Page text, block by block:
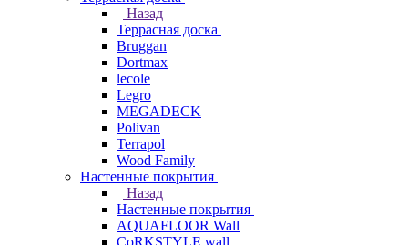
Назад
Террасная доска
Bruggan
Dortmax
lecole
Legro
MEGADECK
Polivan
Terrapol
Wood Family
Настенные покрытия
Назад
Настенные покрытия
AQUAFLOOR Wall
CoRKSTYLE wall